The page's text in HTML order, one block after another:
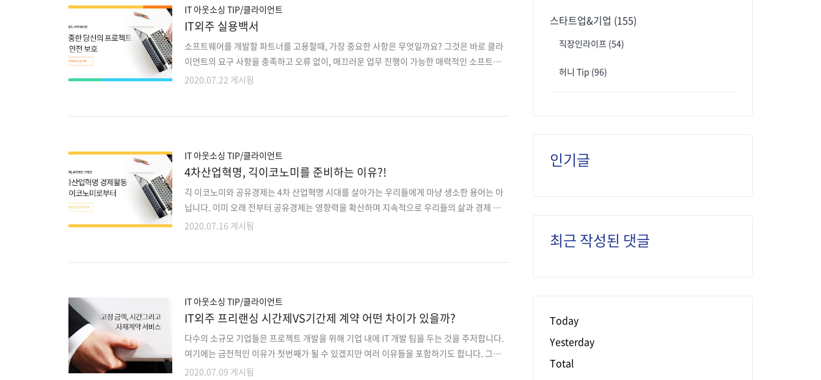
대한 강력한 인상을 줘야 한다. IT아웃소싱 플랫폼 업체인 프리모아에서는 지금까지 약 ..
IT 아웃소싱 TIP/클라이언트
IT외주 실용백서
소프트웨어를 개발할 파트너를 고용할때, 가장 중요한 사항은 무엇일까요? 그것은 바로 클라
이언트의 요구 사항을 충족하고 오류 없이, 매끄러운 업무 진행이 가능한 매력적인 소프트웨
어를 개발하는 것입니다. 이때, 클라이언트측에서는 아이디어와 소스코드 보호에 주의를 기울
니다. 지적 재산권(지적재산, IP)은 특허, 상표, 저작권에만 해당되는 사항이 아닌 소스코..
2020.07.22 게시됨
IT 아웃소싱 TIP/클라이언트
4차산업혁명, 긱이코노미를 준비하는 이유?!
긱 이코노미와 공유경제는 4차 산업혁명 시대를 살아가는 우리들에게 마냥 생소한 용어는 아
닙니다. 이미 오래 전부터 공유경제는 영향력을 확산하며 지속적으로 우리들의 삶과 경제 시
장을 다른 모습으 로 바꾸어 나가고 있습니다. 그리고 누구도 예측하지 못했던 코로나 사태가
비용을 줄이면서 소비자 의 수요는 맞출 수 있는 온디맨드 활동을 도입하는 중입니다. 소비..
2020.07.16 게시됨
IT 아웃소싱 TIP/클라이언트
IT외주 프리랜싱 시간제VS기간제 계약 어떤 차이가 있을까?
다수의 소규모 기업들은 프로젝트 개발을 위해 기업 내에 IT 개발 팀을 두는 것을 주저합니다.
여기에는 금전적인 이유가 첫번째가 될 수 있겠지만 여러 이유들을 포함하기도 합니다. 그렇
기 때문에 일회성 프로젝트 진행시에는 아웃소싱 계약을 맺어 진행하기도 하는데, 이 때 기업
2020.07.09 게시됨
스타트업&기업 (155)
직장인라이프 (54)
허니 Tip (96)
인기글
최근 작성된 댓글
Today
Yesterday
Total